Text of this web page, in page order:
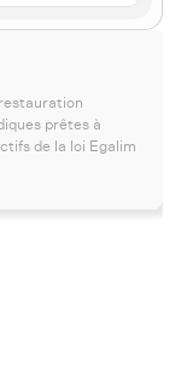
prêtes à
de la loi Egalim